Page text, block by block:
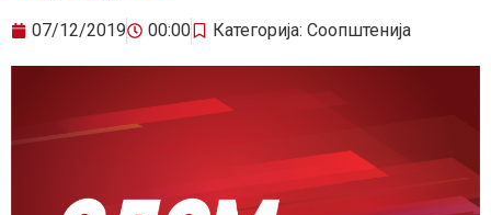
07/12/2019 00:00 Категорија: Соопштенија